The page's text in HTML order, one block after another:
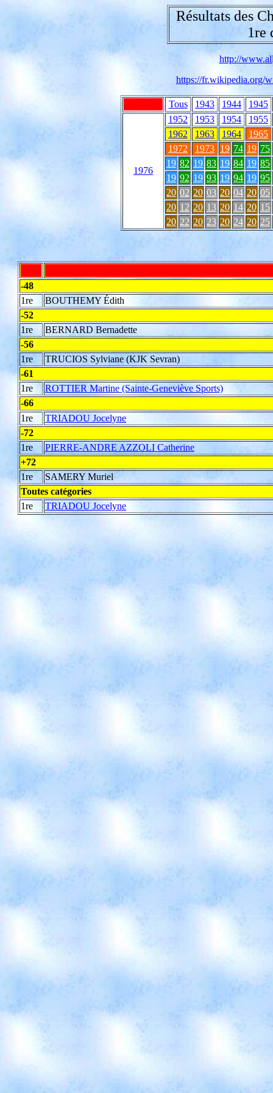
Résultats des
1re
http://
https://fr.wikipedia.org/
Tous 1943 1944 1945
1976
1952 1953 1954
1955
1962
1963 1964
1965
1972
1973 19 74 19 75
19 82 19 83 19 84 19 85
19 92 19 93 19 94 19 95
20 02 20 03 20 04 20 05
20 12 20 13 20 14 20 15
20 22 20 23 20 24 20 25
-48
1re
BOUTHEMY Édith
-52
1re
BERNARD Bernadette
-56
1re
TRUCIOS Sylviane (KJK Sevran)
-61
1re
ROTTIER Martine (Sainte-Geneviève Sports)
-66
1re
TRIADOU Jocelyne
-72
1re
PIERRE-ANDRE AZZOLI Catherine
+72
1re
SAMERY Muriel
Toutes catégories
1re
TRIADOU Jocelyne